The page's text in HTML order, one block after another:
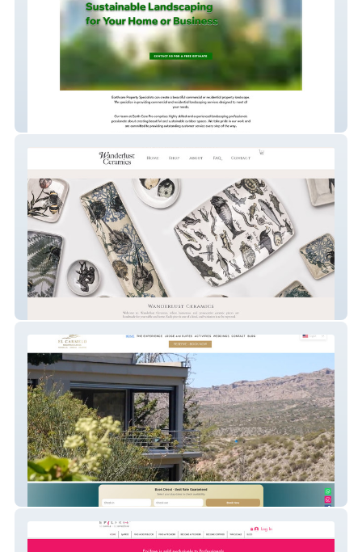
Earthcare Landscape